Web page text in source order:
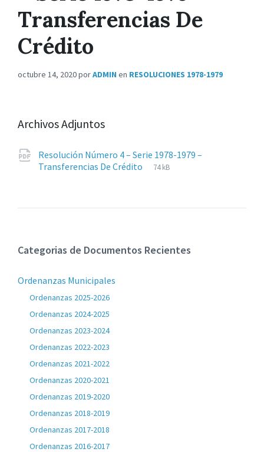
Transferencias De
Crédito
octubre 14, 2020porADMIN en RESOLUCIONES 1978-1979
Archivos Adjuntos
Resolución Número 4 – Serie 1978-1979 –
Transferencias De Crédito
Extensiones
pdf
Tamaño
74 kB
Categorias de Documentos Recientes
Ordenanzas Municipales
Ordenanzas 2025-2026
Ordenanzas 2024-2025
Ordenanzas 2023-2024
Ordenanzas 2022-2023
Ordenanzas 2021-2022
Ordenanzas 2020-2021
Ordenanzas 2019-2020
Ordenanzas 2018-2019
Ordenanzas 2017-2018
Ordenanzas 2016-2017